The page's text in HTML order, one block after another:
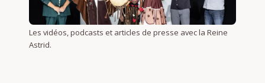
Les vidéos, podcasts et articles de presse avec la Reine
Astrid.